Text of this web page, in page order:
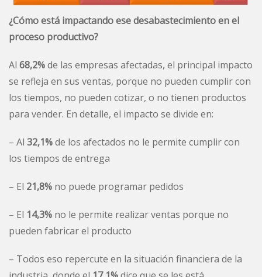
¿Cómo está impactando ese desabastecimiento en el
proceso productivo?
Al 68,2%de las empresas afectadas, el principal impacto
se refleja en sus ventas, porque no pueden cumplir con
los tiempos, no pueden cotizar, o no tienen productos
para vender. En detalle, el impacto se divide en:
– Al 32,1%de los afectados no le permite cumplir con
los tiempos de entrega
– El 21,8% no puede programar pedidos
– El 14,3% no le permite realizar ventas porque no
pueden fabricar el producto
– Todos eso repercute en la situación financiera de la